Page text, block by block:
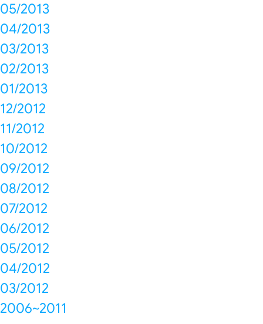
05/2013
04/2013
03/2013
02/2013
01/2013
12/2012
11/2012
10/2012
09/2012
08/2012
07/2012
06/2012
05/2012
04/2012
03/2012
2006~2011